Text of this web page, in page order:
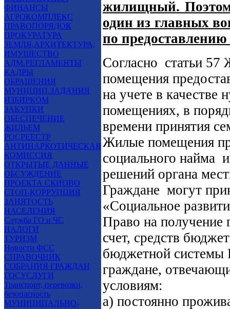
ФИНАНСЫ
АГРОКОМПЛЕКС
ПРАВОПОРЯДОК
ПРОКУРАТУРА
ЗЕМЛЯ,АРХИТЕКТУРА,
ИМУЩЕСТВО
АДМ.РЕГЛАМЕНТЫ
КАДРЫ
ОБРАЩЕНИЯ
МУНИЦИП.ЗАДАНИЯ
ИЗБИРКОМ
ЗАКУПКИ
ОБЕСПЕЧЕНИЕ
ЖИЛЬЕМ
РОСРЕЕСТР
АНТИНАРКОТИЧЕСКАЯ
КОМИССИЯ
ОТКРЫТЫЕ ДАННЫЕ
ОБСУЖДЕНИЕ
ПРОЕКТА СКИОВО
СТОП-КОРРУПЦИЯ
ЗАНЯТОСТЬ
НАСЕЛЕНИЯ
Служба ГО и ЧС
НАЛОГИ
ТУРИЗМ
Новости ФСС
СПРАВОЧНИК
СОБРАНИЯ ГРАЖДАН
ГОСУСЛУГИ
Транспорт, перевозки,
безопасность
МУНИЦИПАЛЬНО-
жилищный.
один из главных
по
Согласно статьи 57
помещения
на учете в
помещениях, в
времени принятия
Жилые помещения
социального найма
решений органа
Граждане могут
«Социальное
Право на получение
счет, средств
бюджетной системы
граждане,
условиям:
а) постоянно